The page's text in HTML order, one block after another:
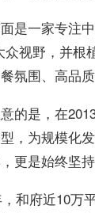
是一家专注
众视野，并根
氛围、高品
的是，在
，为规模化
更是始终坚
和府近10万